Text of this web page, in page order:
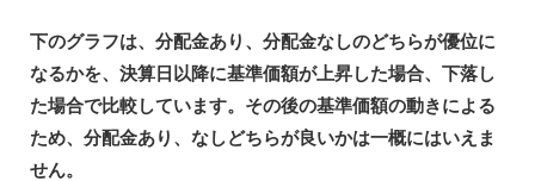
下のグラフは、分配金あり、分配金なしのどちらが優位に
なるかを、決算日以降に基準価額が上昇した場合、下落し
た場合で比較しています。その後の基準価額の動きによる
ため、分配金あり、なしどちらが良いかは一概にはいえま
せん。